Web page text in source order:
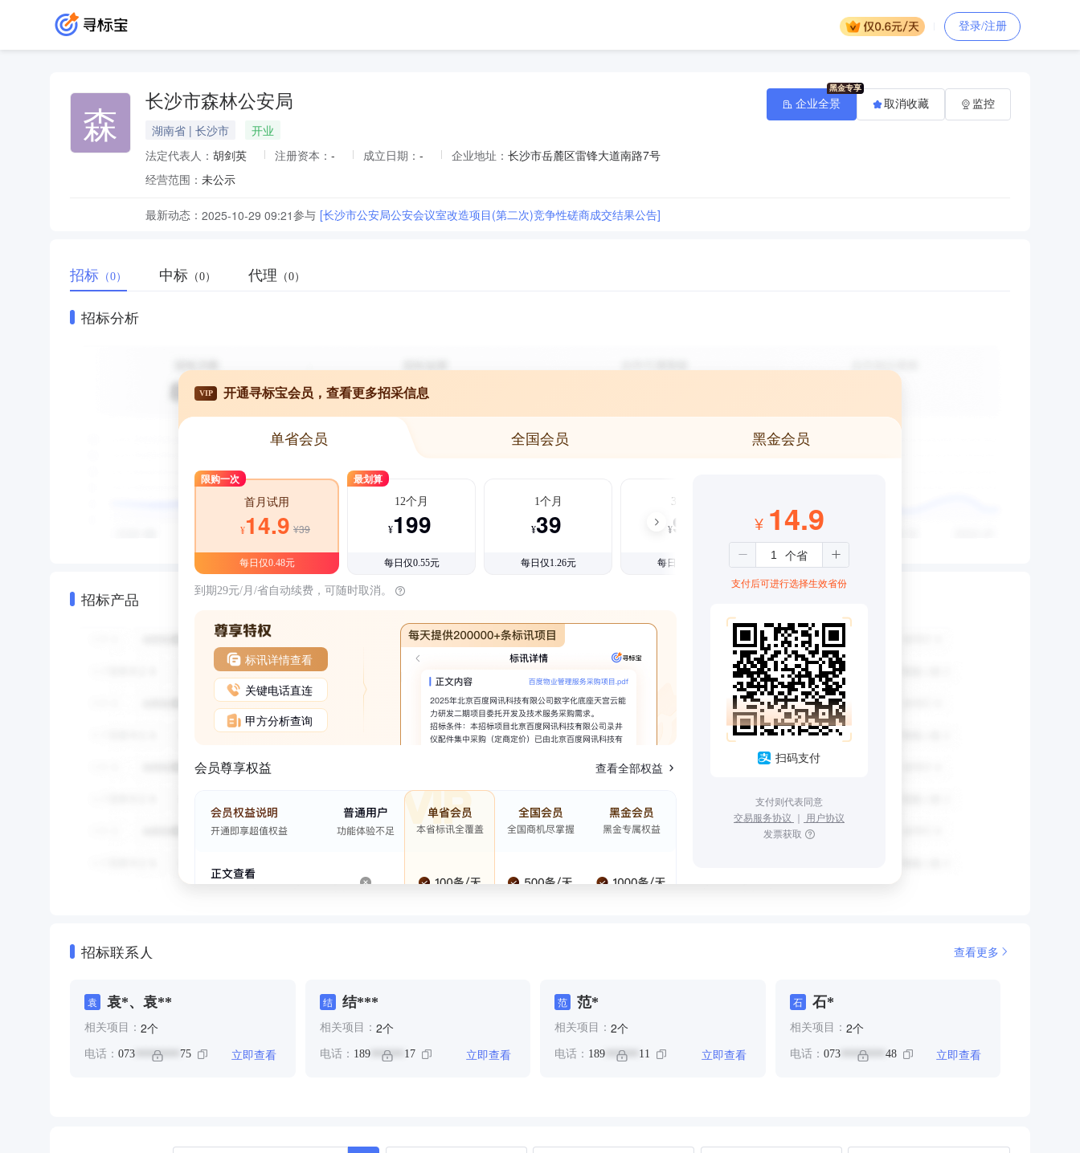
登录/注册
森 长沙市森林公安局
湖南省 | 长沙市
开业
法定代表人： 胡剑英 注册资本： - 成立日期： - 企业地址： 长沙市岳麓区雷锋大道南路7号
经营范围： 未公示
最新动态： 2025-10-29 09:21参与 [长沙市公安局公安会议室改造项目(第二次)竞争性磋商成交结果公告]
企业全景 取消收藏 监控
招标 （0） 中标 （0） 代理 （0）
招标分析
招标产品
VIP 开通寻标宝会员，查看更多招采信息
单省会员 全国会员 黑金会员
限购一次
首月试用
¥14.9 ¥39
每日仅0.48元
最划算
12个月
¥199
每日仅0.55元
1个月
¥39
每日仅1.26元
3个月
¥99
每日仅1.08元
到期29元/月/省自动续费，可随时取消。
标讯详情查看
关键电话直连
甲方分析查询
会员尊享权益 查看全部权益
¥ 14.9
支付后可进行选择生效省份
扫码支付
支付则代表同意
交易服务协议 ｜ 用户协议
发票获取
招标联系人 查看更多
袁 袁*、袁**
相关项目： 2个
电话： 073 ******** 75 立即查看
结 结***
相关项目： 2个
电话： 189****** 17 立即查看
范 范*
相关项目： 2个
电话： 189 ****** 11 立即查看
石 石*
相关项目： 2个
电话： 073******** 48 立即查看